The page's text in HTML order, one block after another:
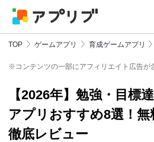
TOP ゲームアプリ 育成ゲームアプリ
※コンテンツの一部にアフィリエイト広告が
【2026年】勉強・目標
アプリおすすめ8選！
徹底レビュー